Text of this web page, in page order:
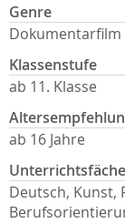
Genre
Klassenstufe
ab 11. Klasse
ab 16 Jahre
Deutsch, Kunst,